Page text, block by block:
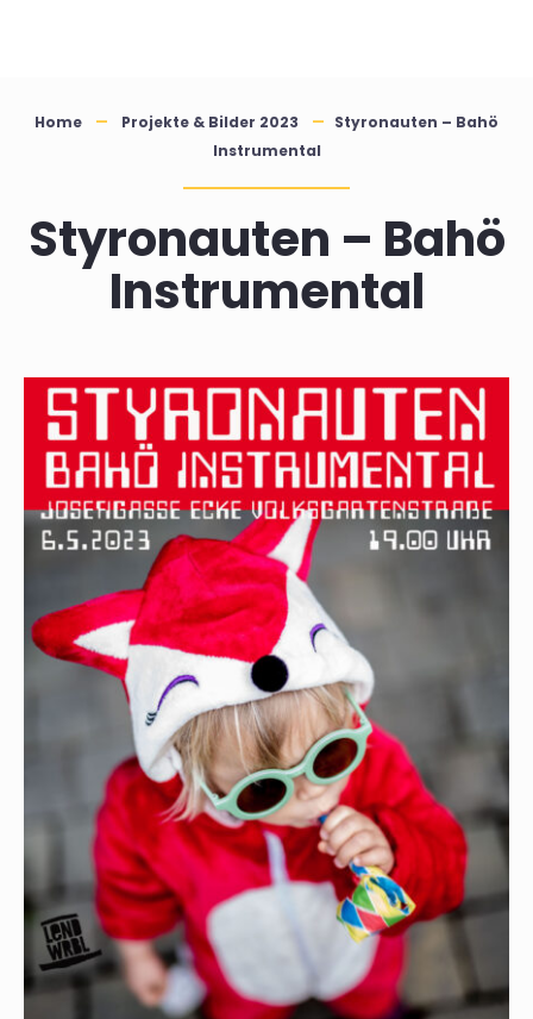
Home Projekte & Bilder 2023
Styronauten – Bahö
Instrumental
Styronauten – Bahö
Instrumental